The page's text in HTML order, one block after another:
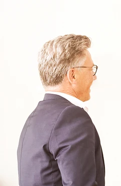
Informationen
Für Patienten
Für Zuweiser
Für Angehörige
Über Oberberg
Krankheitsbilder & Therapien
Behandlungsfelder
Therapien